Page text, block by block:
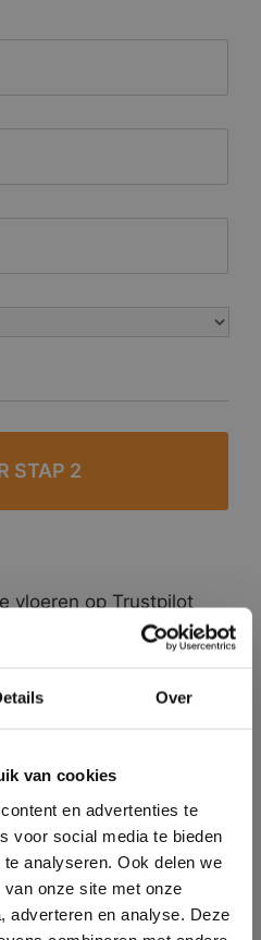
Over
van cookies
en advertenties te
voor social media te bieden
analyseren. Ook delen we
onze site met onze
adverteren en analyse. Deze
vloeren op Trustpilot
passende offerte
showroom
maakt
cookies.
was deleted and is no
contact the website
cookies om de
te verbeteren. Door
onze website geeft u
alle cookies in
ons cookiebeleid.Lees